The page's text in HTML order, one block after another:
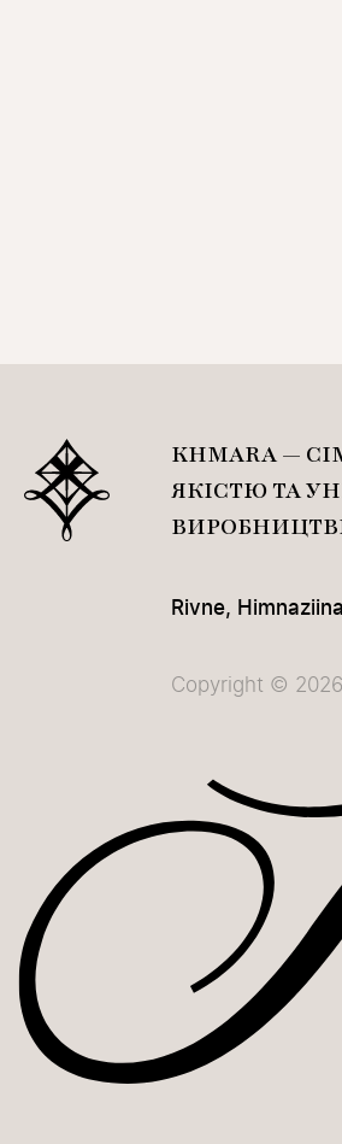
KHMARA —
ЯКІСТЮ ТА
Rivne,
Сopyright © 2026